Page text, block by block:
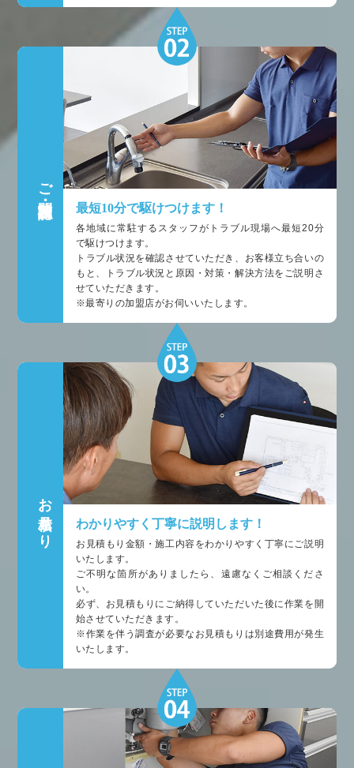
ご訪問・状況確認
最短10分で駆けつけます！
各地域に常駐するスタッフがトラブル現場へ最短20分
で駆けつけます。
トラブル状況を確認させていただき、お客様立ち合いの
もと、トラブル状況と原因・対策・解決方法をご説明さ
せていただきます。
※最寄りの加盟店がお伺いいたします。
お見積もり わかりやすく丁寧に説明します！
お見積もり金額・施工内容をわかりやすく丁寧にご説明
いたします。
ご不明な箇所がありましたら、遠慮なくご相談くださ
い。
必ず、お見積もりにご納得していただいた後に作業を開
始させていただきます。
※作業を伴う調査が必要なお見積もりは別途費用が発生
いたします。